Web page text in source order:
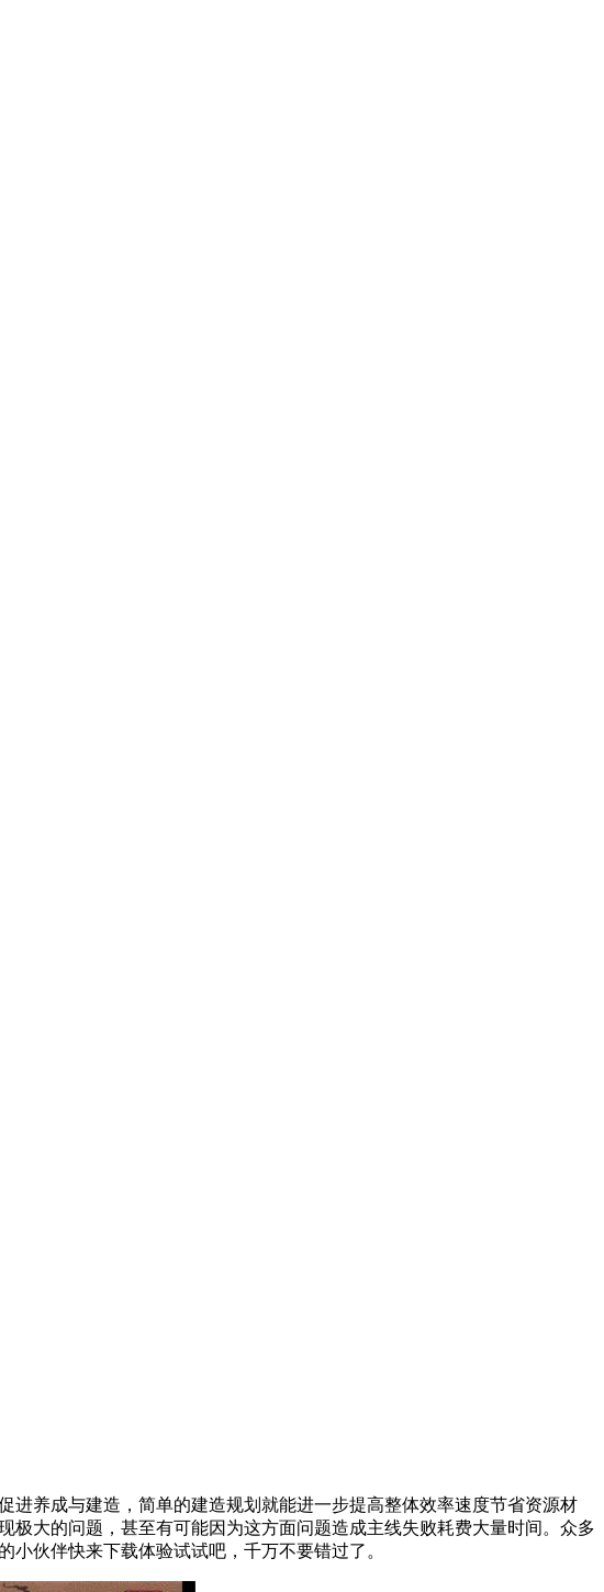
养成与建造，简单的建造规划就能进一步提高整体效率速度节省资源材
大的问题，甚至有可能因为这方面问题造成主线失败耗费大量时间。众多
伙伴快来下载体验试试吧，千万不要错过了。